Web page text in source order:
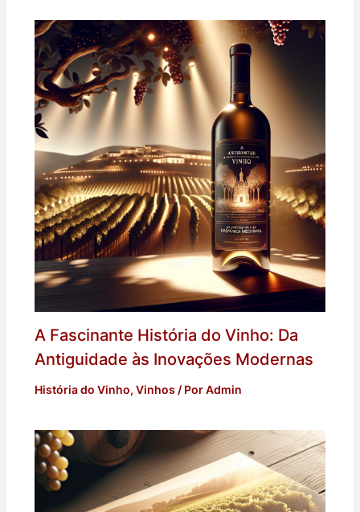
A Fascinante História do Vinho: Da
Antiguidade às Inovações Modernas
História do Vinho, Vinhos / PorAdmin